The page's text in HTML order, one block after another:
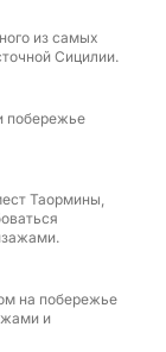
или полного
Маццаро
и
с
особенно
из самых
Сицилии.
побережье
Таормины,
на побережье
и